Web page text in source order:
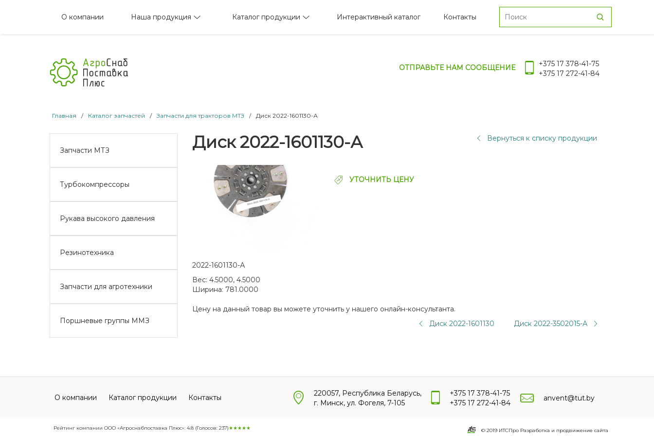
О компании Наша продукция Каталог продукции Интерактивный каталог Контакты
ОТПРАВЬТЕ НАМ СООБЩЕНИЕ
+375 17 378-41-75
+375 17 272-41-84
Главная / Каталог запчастей / Запчасти для тракторов МТЗ / Диск 2022-1601130-А
Запчасти МТЗ
Турбокомпрессоры
Рукава высокого давления
Резинотехника
Запчасти для агротехники
Поршневые группы ММЗ
Диск 2022-1601130-А Вернуться к списку продукции
УТОЧНИТЬ ЦЕНУ
2022-1601130-А
Вес: 4.5000, 4.5000
Ширина: 781.0000
Цену на данный товар вы можете уточнить у нашего онлайн-консультанта.
Диск 2022-1601130
Диск 2022-3502015-А
О компании Каталог продукции Контакты
220057, Республика Беларусь,
г. Минск, ул. Фогеля, 7-105
+375 17 378-41-75
+375 17 272-41-84
anvent@tut.by
Рейтинг компании ООО «Агроснабпоставка Плюс»: 4.8 (Голосов: 237)★★★★★ © 2019 ИТСПро Разработка и продвижение сайта